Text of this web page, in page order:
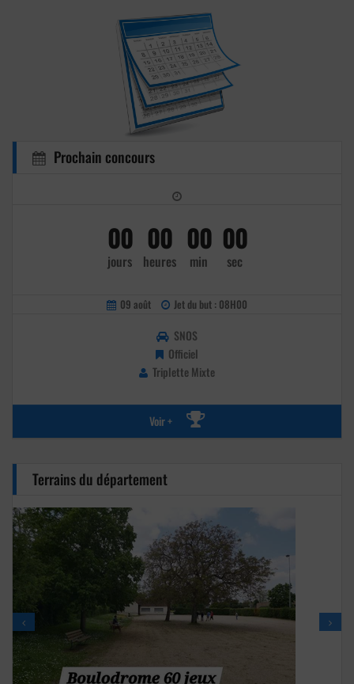
Prochain concours
00
jours
00
heures
00
min
00
sec
09 août Jet du but : 08H00
SNOS
Officiel
Triplette Mixte
Voir +
Terrains du département